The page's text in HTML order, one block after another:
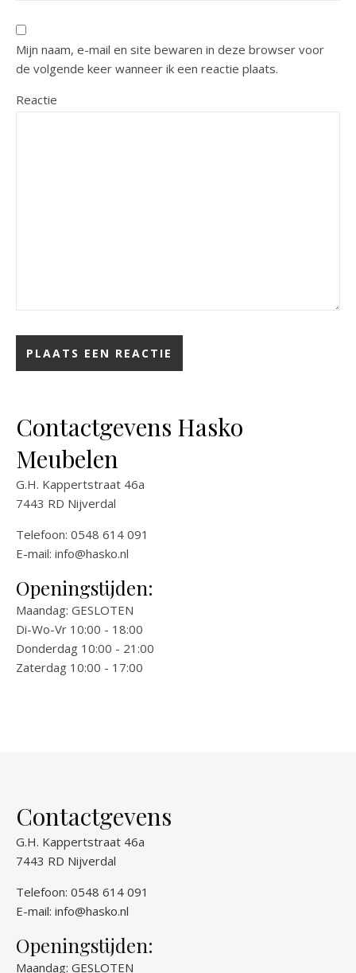
Mijn naam, e-mail en site bewaren in deze browser voor
de volgende keer wanneer ik een reactie plaats.
Reactie
Contactgevens Hasko
Meubelen
G.H. Kappertstraat 46a
7443 RD Nijverdal
Telefoon: 0548 614 091
E-mail: info@hasko.nl
Openingstijden:
Maandag: GESLOTEN
Di-Wo-Vr 10:00 - 18:00
Donderdag 10:00 - 21:00
Zaterdag 10:00 - 17:00
Contactgevens
G.H. Kappertstraat 46a
7443 RD Nijverdal
Telefoon: 0548 614 091
E-mail: info@hasko.nl
Openingstijden:
Maandag: GESLOTEN